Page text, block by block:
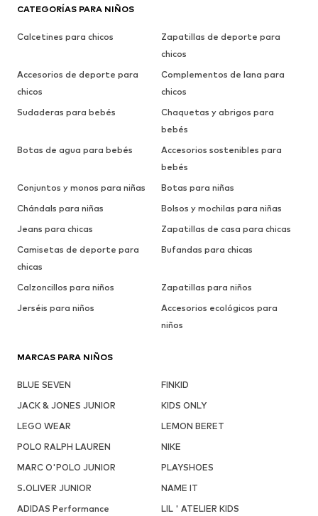
CATEGORÍAS PARA NIÑOS
Calcetines para chicos
Zapatillas de deporte para
chicos
Accesorios de deporte para
chicos
Complementos de lana para
chicos
Sudaderas para bebés
Chaquetas y abrigos para
bebés
Botas de agua para bebés
Accesorios sostenibles para
bebés
Conjuntos y monos para niñas
Botas para niñas
Chándals para niñas
Bolsos y mochilas para niñas
Jeans para chicas
Zapatillas de casa para chicas
Camisetas de deporte para
chicas
Bufandas para chicas
Calzoncillos para niños
Zapatillas para niños
Jerséis para niños
Accesorios ecológicos para
niños
MARCAS PARA NIÑOS
BLUE SEVEN
FINKID
JACK & JONES JUNIOR
KIDS ONLY
LEGO WEAR
LEMON BERET
POLO RALPH LAUREN
NIKE
MARC O'POLO JUNIOR
PLAYSHOES
S.OLIVER JUNIOR
NAME IT
ADIDAS Performance
LIL ' ATELIER KIDS